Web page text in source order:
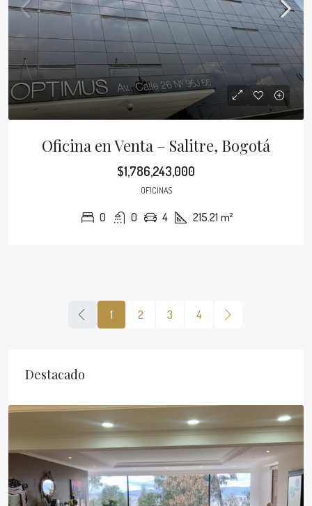
Oficina en Venta – Salitre, Bogotá
$1,786,243,000
OFICINAS
0 0 4 215.21 m²
1 2 3 4
Destacado